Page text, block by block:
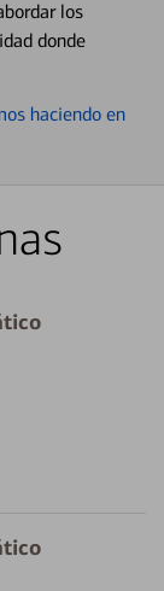
los
donde
haciendo en